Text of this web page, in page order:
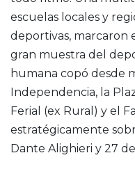
escuelas locales y
deportivas, marcaron
gran muestra del
humana copó desde
Independencia, la
Ferial (ex Rural) y el
estratégicamente
Dante Alighieri y 27